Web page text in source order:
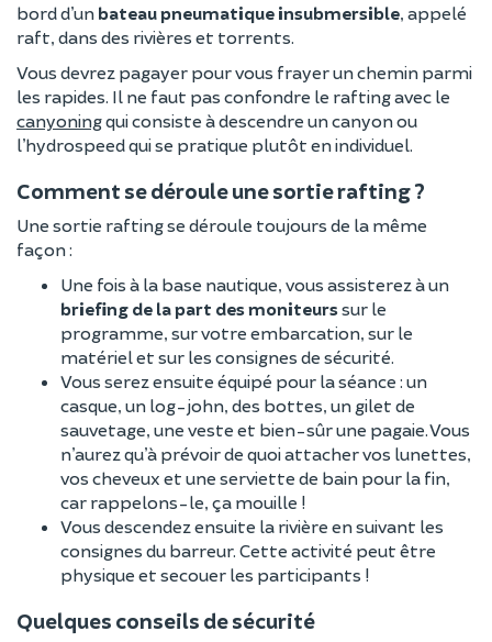
bord d’un bateau pneumatique insubmersible, appelé
raft, dans des rivières et torrents.
Vous devrez pagayer pour vous frayer un chemin parmi
les rapides. Il ne faut pas confondre le rafting avec le
canyoningqui consiste à descendre un canyon ou
l’hydrospeed qui se pratique plutôt en individuel.
Comment se déroule une sortie rafting ?
Une sortie rafting se déroule toujours de la même
façon :
Une fois à la base nautique, vous assisterez à un
briefing de la part des moniteurssur le
programme, sur votre embarcation, sur le
matériel et sur les consignes de sécurité.
Vous serez ensuite équipé pour la séance : un
casque, un log-john, des bottes, un gilet de
sauvetage, une veste et bien-sûr une pagaie. Vous
n’aurez qu’à prévoir de quoi attacher vos lunettes,
vos cheveux et une serviette de bain pour la fin,
car rappelons-le, ça mouille !
Vous descendez ensuite la rivière en suivant les
consignes du barreur. Cette activité peut être
physique et secouer les participants !
Quelques conseils de sécurité